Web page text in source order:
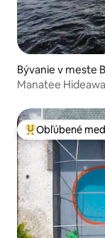
Bývanie v meste
Manatee
Najobľúbenejšie
Obľúbené